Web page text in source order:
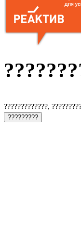
?????????????,